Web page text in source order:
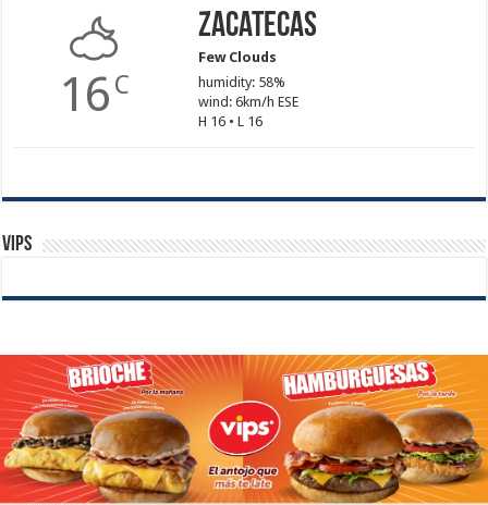
16 C
Zacatecas
Few Clouds
humidity: 58%
wind: 6km/h ESE
H 16 • L 16
Vips